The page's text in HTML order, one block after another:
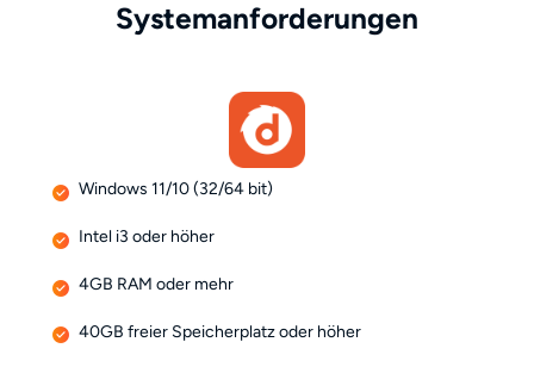
Systemanforderungen
Windows 11/10 (32/64 bit)
Intel i3 oder höher
4GB RAM oder mehr
40GB freier Speicherplatz oder höher